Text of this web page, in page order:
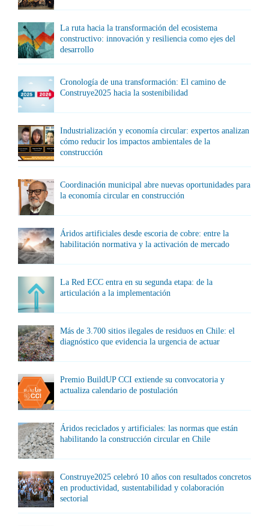
La ruta hacia la transformación del ecosistema
constructivo: innovación y resiliencia como ejes del
desarrollo
Cronología de una transformación: El camino de
Construye2025 hacia la sostenibilidad
Industrialización y economía circular: expertos analizan
cómo reducir los impactos ambientales de la
construcción
Coordinación municipal abre nuevas oportunidades para
la economía circular en construcción
Áridos artificiales desde escoria de cobre: entre la
habilitación normativa y la activación de mercado
La Red ECC entra en su segunda etapa: de la
articulación a la implementación
Más de 3.700 sitios ilegales de residuos en Chile: el
diagnóstico que evidencia la urgencia de actuar
Premio BuildUP CCI extiende su convocatoria y
actualiza calendario de postulación
Áridos reciclados y artificiales: las normas que están
habilitando la construcción circular en Chile
Construye2025 celebró 10 años con resultados concretos
en productividad, sustentabilidad y colaboración
sectorial